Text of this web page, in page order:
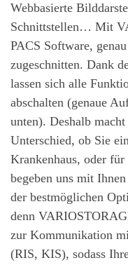
Webbasierte
Schnittstellen… Mit
PACS Software,
zugeschnitten. Dank
lassen sich alle
abschalten (genaue
unten). Deshalb
Unterschied, ob Sie
Krankenhaus, oder
begeben uns mit
der bestmöglichen
denn
zur Kommunikation
(RIS, KIS), sodass